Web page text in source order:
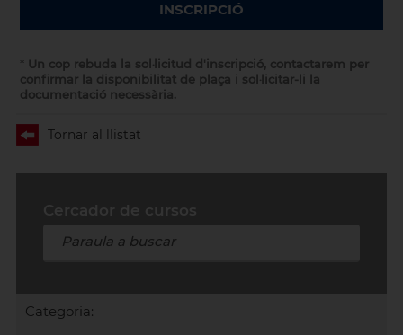
Categoria:
INSCRIPCIÓ
* Un cop rebuda la sol·licitud d'inscripció, contactarem per
confirmar la disponibilitat de plaça i sol·licitar-li la
documentació necessària.
Tornar al llistat